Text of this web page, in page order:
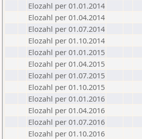
Elozahl per 01.01.2014
Elozahl per 01.04.2014
Elozahl per 01.07.2014
Elozahl per 01.10.2014
Elozahl per 01.01.2015
Elozahl per 01.04.2015
Elozahl per 01.07.2015
Elozahl per 01.10.2015
Elozahl per 01.01.2016
Elozahl per 01.04.2016
Elozahl per 01.07.2016
Elozahl per 01.10.2016